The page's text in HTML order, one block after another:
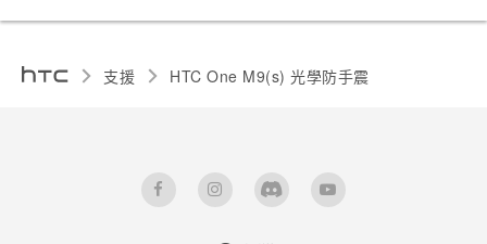
支援 HTC One M9(s) 光學防手震‎